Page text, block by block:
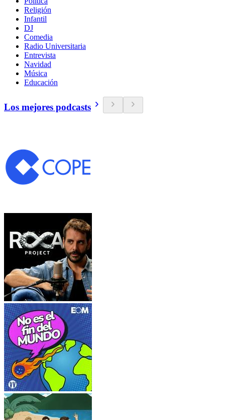
Religión
Infantil
DJ
Comedia
Radio Universitaria
Entrevista
Navidad
Música
Educación
Los mejores podcasts